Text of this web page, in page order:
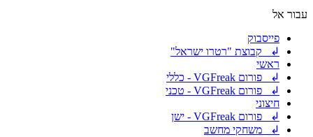
עבור אל
פייסבוק
↲ קבוצת "רטרו ישראל"
ראשי
↲ פורום VGFreak - כללי
↲ פורום VGFreak - טכני
חיצוני
↲ פורום VGFreak - ישן
↲ משחקי מחשב